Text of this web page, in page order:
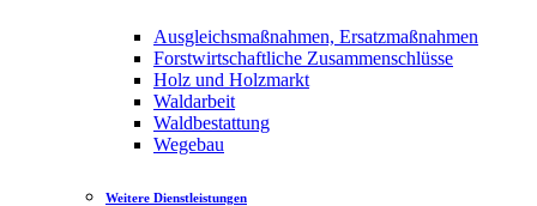
Ausgleichsmaßnahmen, Ersatzmaßnahmen
Forstwirtschaftliche Zusammenschlüsse
Holz und Holzmarkt
Waldarbeit
Waldbestattung
Wegebau
Weitere Dienstleistungen